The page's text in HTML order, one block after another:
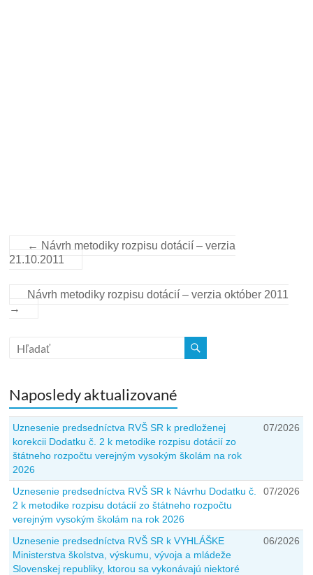
← Návrh metodiky rozpisu dotácií – verzia
21.10.2011
Návrh metodiky rozpisu dotácií – verzia október 2011
→
Naposledy aktualizované
Uznesenie predsedníctva RVŠ SR k predloženej
korekcii Dodatku č. 2 k metodike rozpisu dotácií zo
štátneho rozpočtu verejným vysokým školám na rok
2026
07/2026
Uznesenie predsedníctva RVŠ SR k Návrhu Dodatku č.
2 k metodike rozpisu dotácií zo štátneho rozpočtu
verejným vysokým školám na rok 2026
07/2026
Uznesenie predsedníctva RVŠ SR k VYHLÁŠKE
Ministerstva školstva, výskumu, vývoja a mládeže
Slovenskej republiky, ktorou sa vykonávajú niektoré
06/2026